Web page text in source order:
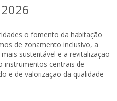
2026
o fomento da habitação
de zonamento inclusivo, a
sustentável e a revitalização
instrumentos centrais de
e de valorização da qualidade